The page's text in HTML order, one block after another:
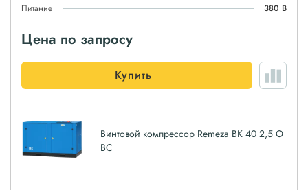
Питание
380 В
Цена по запросу
Купить
Винтовой компрессор Remeza ВК 40 2,5 О
ВС